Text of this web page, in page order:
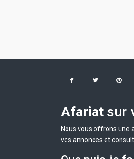
Afariat sur
Nous vous offrons une
vos annonces et